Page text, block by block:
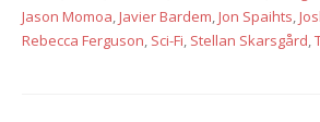
Jason Momoa,Javier Bardem,Jon Spaihts,
Rebecca Ferguson, Sci-Fi, Stellan Skarsgård,